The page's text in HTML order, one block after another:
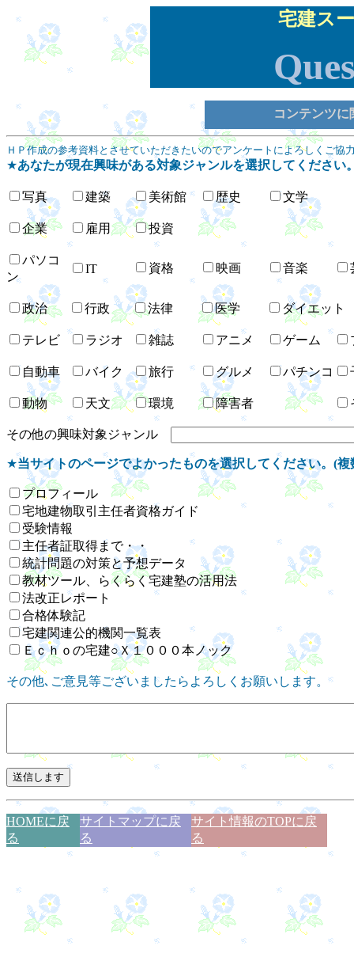
宅建ス
コンテンツ
ＨＰ作成の参考資料とさせていただきたいのでアンケートによろしくご協
★あなたが現在興味がある対象ジャンルを選択してください
写真 建築 美術館 歴史 文学
企業 雇用 投資
パソコ
ン
IT 資格 映画 音楽
政治 行政 法律 医学 ダイエット
テレビ ラジオ 雑誌 アニメ ゲーム
自動車 バイク 旅行 グルメ パチンコ
動物 天文 環境 障害者
その他の興味対象ジャンル
★当サイトのページでよかったものを選択してください。(
プロフィール
宅地建物取引主任者資格ガイド
受験情報
主任者証取得まで・・
統計問題の対策と予想データ
教材ツール、らくらく宅建塾の活用法
法改正レポート
合格体験記
宅建関連公的機関一覧表
Ｅｃｈｏの宅建○Ｘ１０００本ノック
その他､ご意見等ございましたらよろしくお願いします。
HOMEに戻
る
サイトマップに戻
る
サイト情報のTOPに戻
る